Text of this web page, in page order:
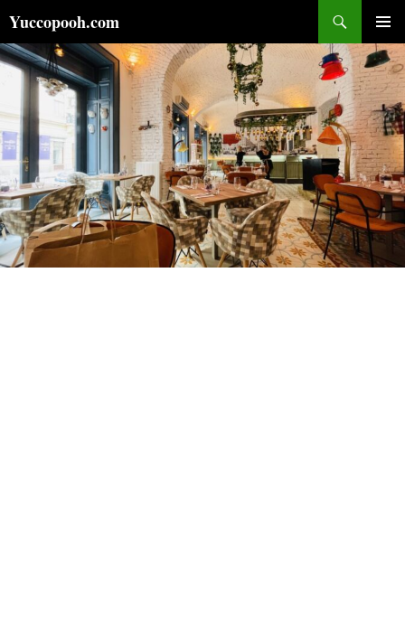
ン
テ
へ
ス
キ
ッ
プ
Yuccopooh.com
索
メインメ
ニュー